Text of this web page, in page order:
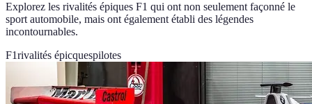
Explorez les rivalités épiques F1 qui ont non seulement façonné le
sport automobile, mais ont également établi des légendes
incontournables.
F1rivalités épicquespilotes